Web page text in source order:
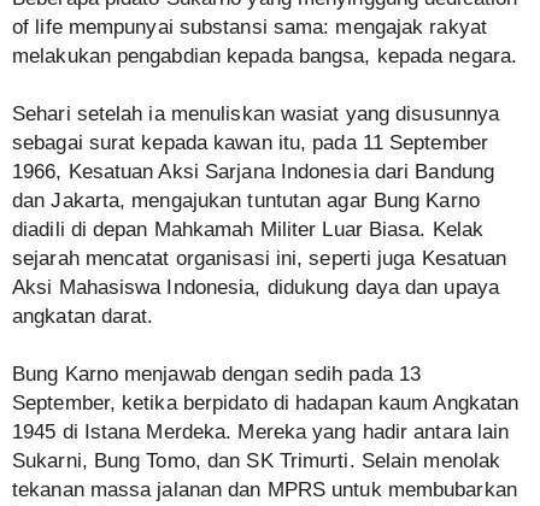
of life mempunyai substansi sama: mengajak rakyat
melakukan pengabdian kepada bangsa, kepada negara.
Sehari setelah ia menuliskan wasiat yang disusunnya
sebagai surat kepada kawan itu, pada 11 September
1966, Kesatuan Aksi Sarjana Indonesia dari Bandung
dan Jakarta, mengajukan tuntutan agar Bung Karno
diadili di depan Mahkamah Militer Luar Biasa. Kelak
sejarah mencatat organisasi ini, seperti juga Kesatuan
Aksi Mahasiswa Indonesia, didukung daya dan upaya
angkatan darat.
Bung Karno menjawab dengan sedih pada 13
September, ketika berpidato di hadapan kaum Angkatan
1945 di Istana Merdeka. Mereka yang hadir antara lain
Sukarni, Bung Tomo, dan SK Trimurti. Selain menolak
tekanan massa jalanan dan MPRS untuk membubarkan